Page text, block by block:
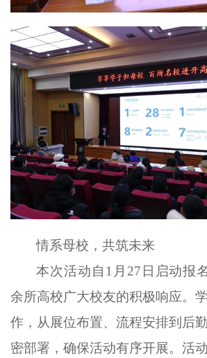
情系母校，共筑未来
本次活动自 1月27日启动报
余所高校广大校友的积极响应。
作，从展位布置、流程安排到后
密部署，确保活动有序开展。活